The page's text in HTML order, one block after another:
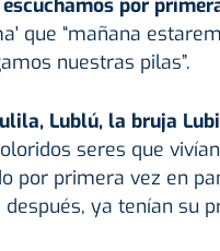
por
que “mañana
nuestras pilas”.
Lublú, la bruja
seres que
por primera vez en
ya tenían su